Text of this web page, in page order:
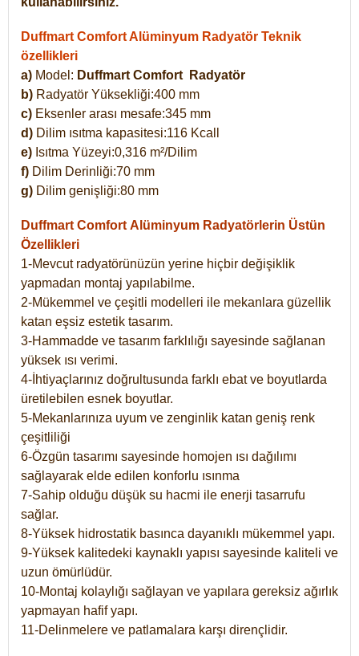
Duffmart Comfort Alüminyum Radyatör Teknik
özellikleri
a) Model: Duffmart Comfort
Radyatör
b) Radyatör Yüksekliği:400 mm
c) Eksenler arası mesafe:345 mm
d) Dilim ısıtma kapasitesi:116 Kcall
e) Isıtma Yüzeyi:0,316 m²/Dilim
f) Dilim Derinliği:70 mm
g) Dilim genişliği:80 mm
Duffmart Comfort Alüminyum Radyatörlerin Üstün
Özellikleri
1-Mevcut radyatörünüzün yerine hiçbir değişiklik
yapmadan montaj yapılabilme.
2-Mükemmel ve çeşitli modelleri ile mekanlara güzellik
katan eşsiz estetik tasarım.
3-Hammadde ve tasarım farklılığı sayesinde sağlanan
yüksek ısı verimi.
4-İhtiyaçlarınız doğrultusunda farklı ebat ve boyutlarda
üretilebilen esnek boyutlar.
5-Mekanlarınıza uyum ve zenginlik katan geniş renk
çeşitliliği
6-Özgün tasarımı sayesinde homojen ısı dağılımı
sağlayarak elde edilen konforlu ısınma
7-Sahip olduğu düşük su hacmi ile enerji tasarrufu
sağlar.
8-Yüksek hidrostatik basınca dayanıklı mükemmel yapı.
9-Yüksek kalitedeki kaynaklı yapısı sayesinde kaliteli ve
uzun ömürlüdür.
10-Montaj kolaylığı sağlayan ve yapılara gereksiz ağırlık
yapmayan hafif yapı.
11-Delinmelere ve patlamalara karşı dirençlidir.